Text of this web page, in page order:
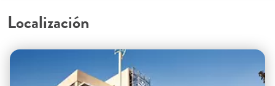
Localización